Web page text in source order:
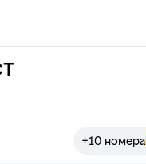
+10 номера